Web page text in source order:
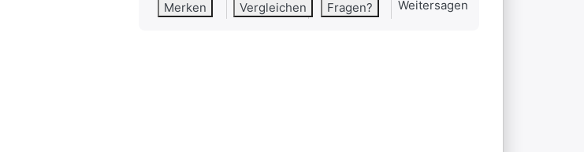
Merken Vergleichen Fragen? Weitersagen